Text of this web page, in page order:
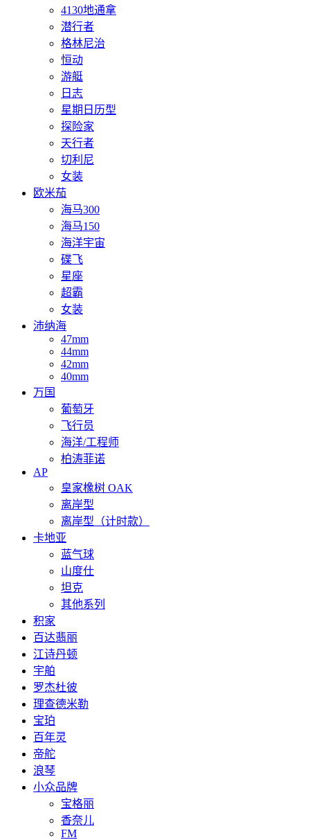
4130地通拿
潜行者
格林尼治
恒动
游艇
日志
星期日历型
探险家
天行者
切利尼
女装
欧米茄
海马300
海马150
海洋宇宙
碟飞
星座
超霸
女装
沛纳海
47mm
44mm
42mm
40mm
万国
葡萄牙
飞行员
海洋/工程师
柏涛菲诺
AP
皇家橡树 OAK
离岸型
离岸型（计时款）
卡地亚
蓝气球
山度仕
坦克
其他系列
积家
百达翡丽
江诗丹顿
宇舶
罗杰杜彼
理查德米勒
宝珀
百年灵
帝舵
浪琴
小众品牌
宝格丽
香奈儿
FM